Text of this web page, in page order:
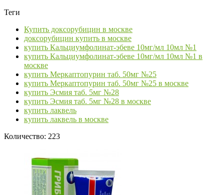
Теги
Купить доксорубицин в москве
доксорубицин купить в москве
купить Кальциумфолинат-эбеве 10мг/мл 10мл №1
купить Кальциумфолинат-эбеве 10мг/мл 10мл №1 в
москве
купить Меркаптопурин таб. 50мг №25
купить Меркаптопурин таб. 50мг №25 в москве
купить Эсмия таб. 5мг №28
купить Эсмия таб. 5мг №28 в москве
купить лаквель
купить лаквель в москве
Количество: 223